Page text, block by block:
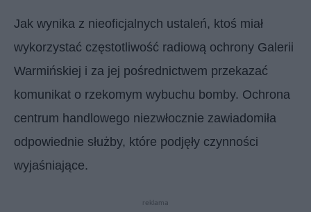
Jak wynika z nieoficjalnych ustaleń, ktoś miał
wykorzystać częstotliwość radiową ochrony Galerii
Warmińskiej i za jej pośrednictwem przekazać
komunikat o rzekomym wybuchu bomby. Ochrona
centrum handlowego niezwłocznie zawiadomiła
odpowiednie służby, które podjęły czynności
wyjaśniające.
reklama